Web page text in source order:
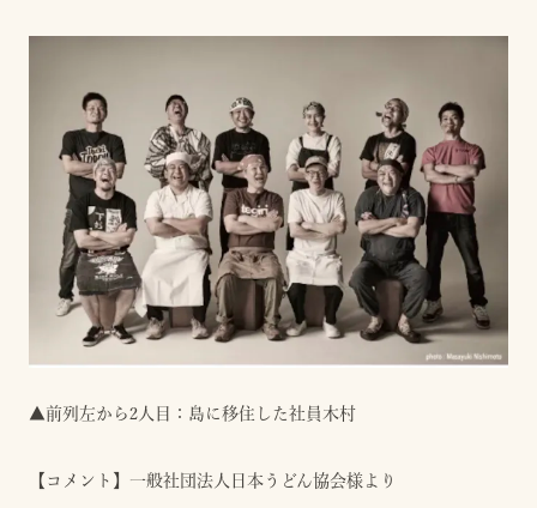
▲前列左から2人目：島に移住した社員木村
【コメント】一般社団法人日本うどん協会様より